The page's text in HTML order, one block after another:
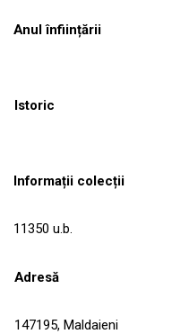
Anul înființării
Istoric
Informații colecții
11350 u.b.
Adresă
147195, Maldaieni